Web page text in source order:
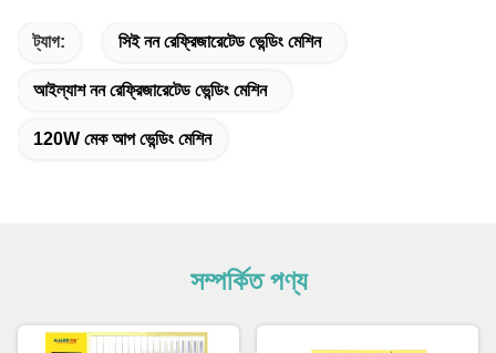
ট্যাগ: সিই নন রেফ্রিজারেটেড ভেন্ডিং মেশিন
আইল্যাশ নন রেফ্রিজারেটেড ভেন্ডিং মেশিন
120W মেক আপ ভেন্ডিং মেশিন
সম্পর্কিত পণ্য